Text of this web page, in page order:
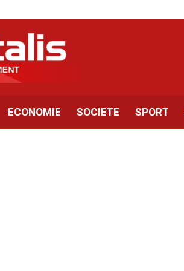
ECONOMIE SOCIETE SPORT